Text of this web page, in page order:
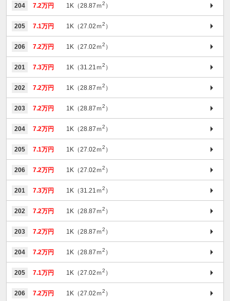
204 7.2万円 1K（28.87ｍ2 ）
205 7.1万円 1K（27.02ｍ2 ）
206 7.2万円 1K（27.02ｍ2 ）
201 7.3万円 1K（31.21ｍ2 ）
202 7.2万円 1K（28.87ｍ2 ）
203 7.2万円 1K（28.87ｍ2 ）
204 7.2万円 1K（28.87ｍ2 ）
205 7.1万円 1K（27.02ｍ2 ）
206 7.2万円 1K（27.02ｍ2 ）
201 7.3万円 1K（31.21ｍ2 ）
202 7.2万円 1K（28.87ｍ2 ）
203 7.2万円 1K（28.87ｍ2 ）
204 7.2万円 1K（28.87ｍ2 ）
205 7.1万円 1K（27.02ｍ2 ）
206 7.2万円 1K（27.02ｍ2 ）